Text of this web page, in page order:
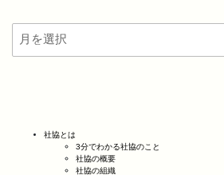
社協とは
3分でわかる社協のこと
社協の概要
社協の組織